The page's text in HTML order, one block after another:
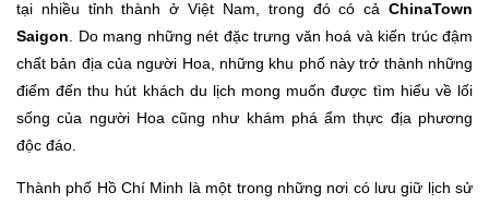
tại nhiều tỉnh thành ở Việt Nam, trong đó có cả ChinaTown
Saigon . Do mang những nét đặc trưng văn hoá và kiến trúc đậm
chất bản địa của người Hoa, những khu phố này trở thành những
điểm đến thu hút khách du lịch mong muốn được tìm hiểu về lối
sống của người Hoa cũng như khám phá ẩm thực địa phương
độc đáo.
Thành phố Hồ Chí Minh là một trong những nơi có lưu giữ lịch sử